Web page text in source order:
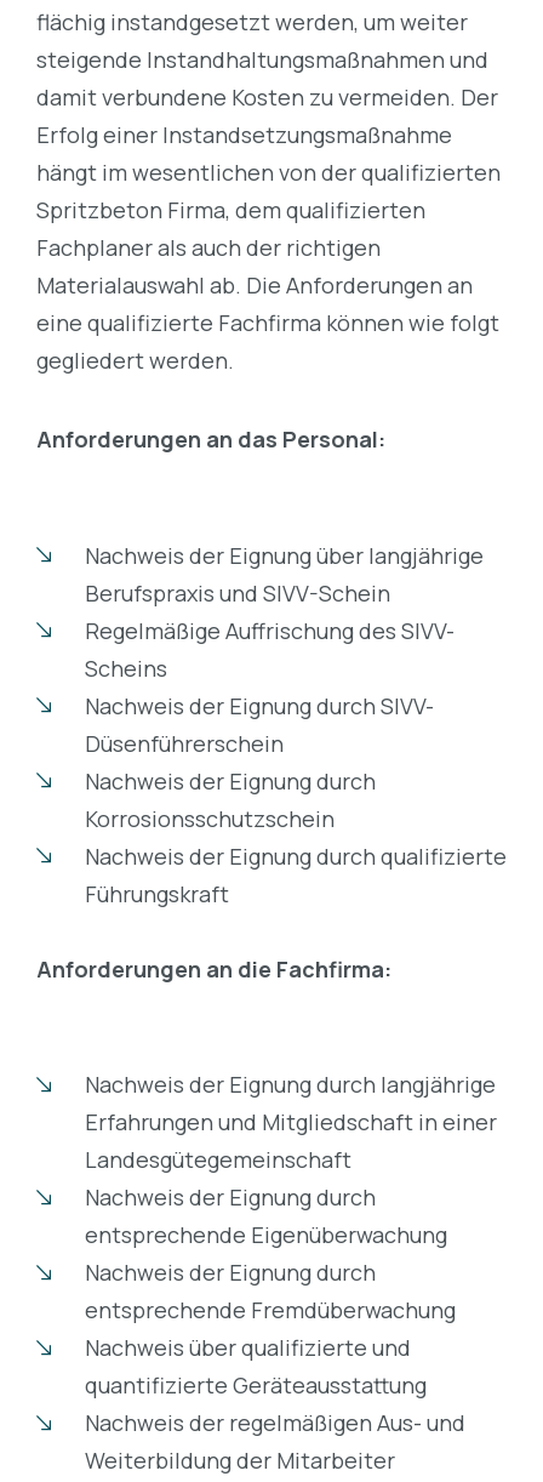
flächig instandgesetzt werden, um weiter
steigende Instandhaltungsmaßnahmen und
damit verbundene Kosten zu vermeiden. Der
Erfolg einer Instandsetzungsmaßnahme
hängt im wesentlichen von der qualifizierten
Spritzbeton Firma, dem qualifizierten
Fachplaner als auch der richtigen
Materialauswahl ab. Die Anforderungen an
eine qualifizierte Fachfirma können wie folgt
gegliedert werden.
Anforderungen an das Personal:
Nachweis der Eignung über langjährige
Berufspraxis und SIVV-Schein
Regelmäßige Auffrischung des SIVV-
Scheins
Nachweis der Eignung durch SIVV-
Düsenführerschein
Nachweis der Eignung durch
Korrosionsschutzschein
Nachweis der Eignung durch qualifizierte
Führungskraft
Anforderungen an die Fachfirma:
Nachweis der Eignung durch langjährige
Erfahrungen und Mitgliedschaft in einer
Landesgütegemeinschaft
Nachweis der Eignung durch
entsprechende Eigenüberwachung
Nachweis der Eignung durch
entsprechende Fremdüberwachung
Nachweis über qualifizierte und
quantifizierte Geräteausstattung
Nachweis der regelmäßigen Aus- und
Weiterbildung der Mitarbeiter